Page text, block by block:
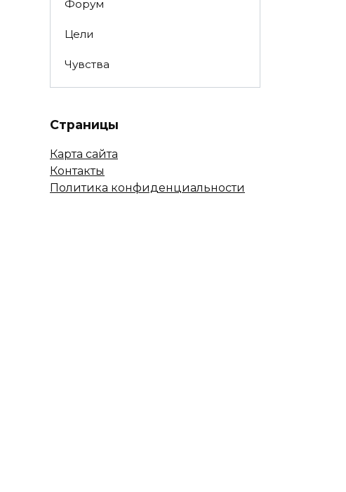
Форум
Цели
Чувства
Страницы
Карта сайта
Контакты
Политика конфиденциальности